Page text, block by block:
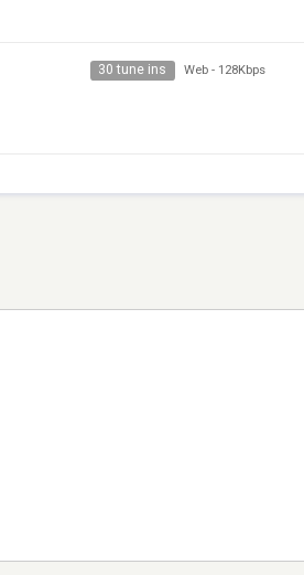
30 tune ins Web - 128Kbps